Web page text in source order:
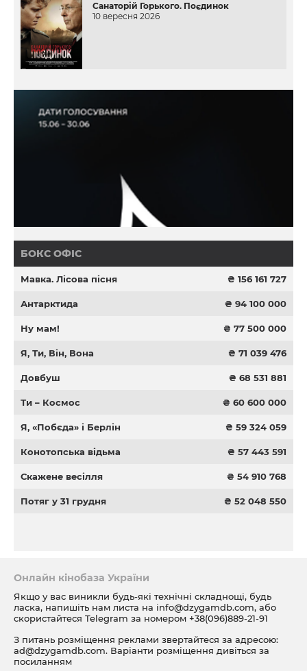
Санаторій Горького. Поєдинок
10 вересня 2026
БОКС ОФІС
Мавка. Лісова пісня ₴ 156 161 727
Антарктида ₴ 94 100 000
Ну мам! ₴ 77 500 000
Я, Ти, Він, Вона ₴ 71 039 476
Довбуш ₴ 68 531 881
Ти – Космос ₴ 60 600 000
Я, «Побєда» і Берлін ₴ 59 324 059
Конотопська відьма ₴ 57 443 591
Скажене весілля ₴ 54 910 768
Потяг у 31 грудня ₴ 52 048 550
Онлайн кінобаза України
Якщо у вас виникли будь-які технічні складнощі, будь
ласка, напишіть нам листа на info@dzygamdb.com, або
скористайтеся Telegram за номером +38(096)889-21-91
З питань розміщення реклами звертайтеся за адресою:
ad@dzygamdb.com. Варіанти розміщення дивіться за
посиланням